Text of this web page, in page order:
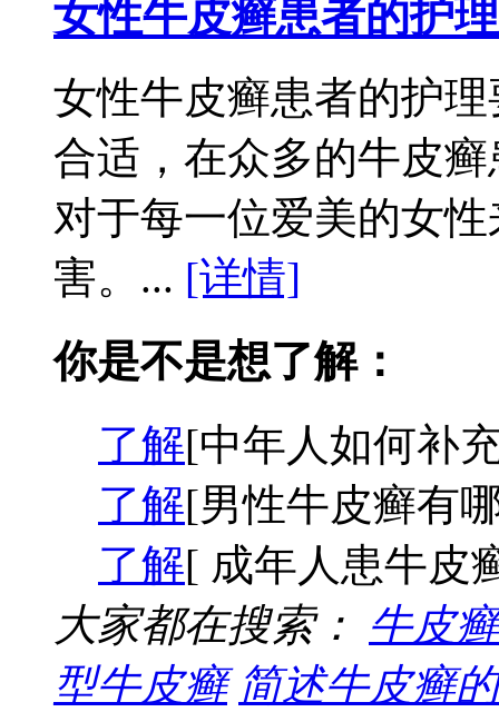
女性牛皮癣患者的护理
女性牛皮癣患者的护
合适，在众多的牛皮
对于每一位爱美的女
害。... [详情]
你是不是想了解：
了解[中年人如何补
了解[男性牛皮癣有
了解[ 成年人患牛皮
大家都在搜索： 牛皮
型牛皮癣 简述牛皮癣